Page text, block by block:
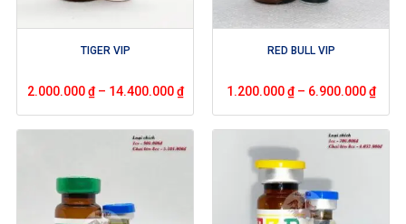
TIGER VIP
2.000.000₫– 14.400.000₫
RED BULL VIP
1.200.000₫– 6.900.000₫